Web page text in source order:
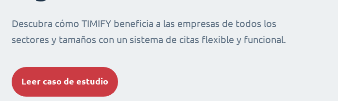
Descubra cómo TIMIFY beneficia a las empresas de todos los
sectores y tamaños con un sistema de citas flexible y funcional.
Leer caso de estudio